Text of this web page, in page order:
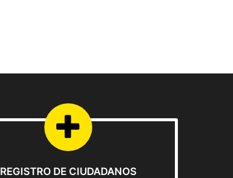
REGISTRO DE CIUDADANOS